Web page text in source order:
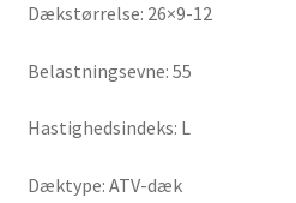
Dækstørrelse: 26×9-12
Belastningsevne: 55
Hastighedsindeks: L
Dæktype: ATV-dæk